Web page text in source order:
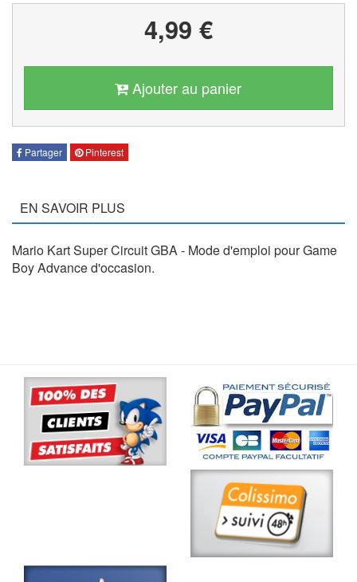
4,99 €
Ajouter au panier
Partager Pinterest
EN SAVOIR PLUS
Mario Kart Super Circuit GBA - Mode d'emploi pour Game
Boy Advance d'occasion.